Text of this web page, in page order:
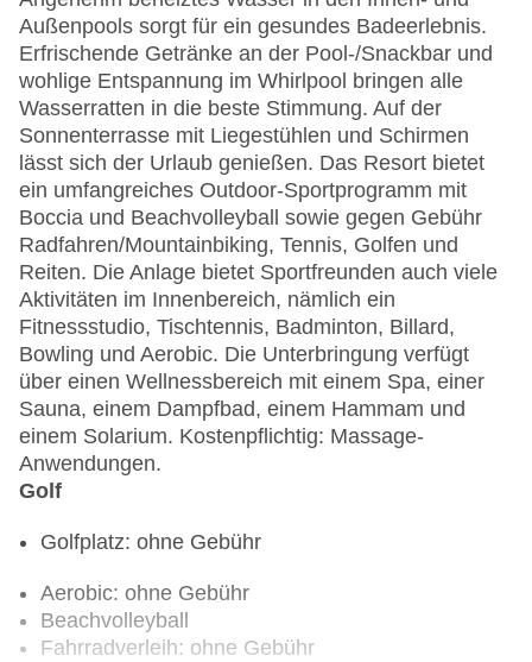
Außenpools sorgt für ein gesundes Badeerlebnis.
Erfrischende Getränke an der Pool-/Snackbar und
wohlige Entspannung im Whirlpool bringen alle
Wasserratten in die beste Stimmung. Auf der
Sonnenterrasse mit Liegestühlen und Schirmen
lässt sich der Urlaub genießen. Das Resort bietet
ein umfangreiches Outdoor-Sportprogramm mit
Boccia und Beachvolleyball sowie gegen Gebühr
Radfahren/Mountainbiking, Tennis, Golfen und
Reiten. Die Anlage bietet Sportfreunden auch viele
Aktivitäten im Innenbereich, nämlich ein
Fitnessstudio, Tischtennis, Badminton, Billard,
Bowling und Aerobic. Die Unterbringung verfügt
über einen Wellnessbereich mit einem Spa, einer
Sauna, einem Dampfbad, einem Hammam und
einem Solarium. Kostenpflichtig: Massage-
Anwendungen.
Golf
Golfplatz: ohne Gebühr
Aerobic: ohne Gebühr
Beachvolleyball
Fahrradverleih: ohne Gebühr